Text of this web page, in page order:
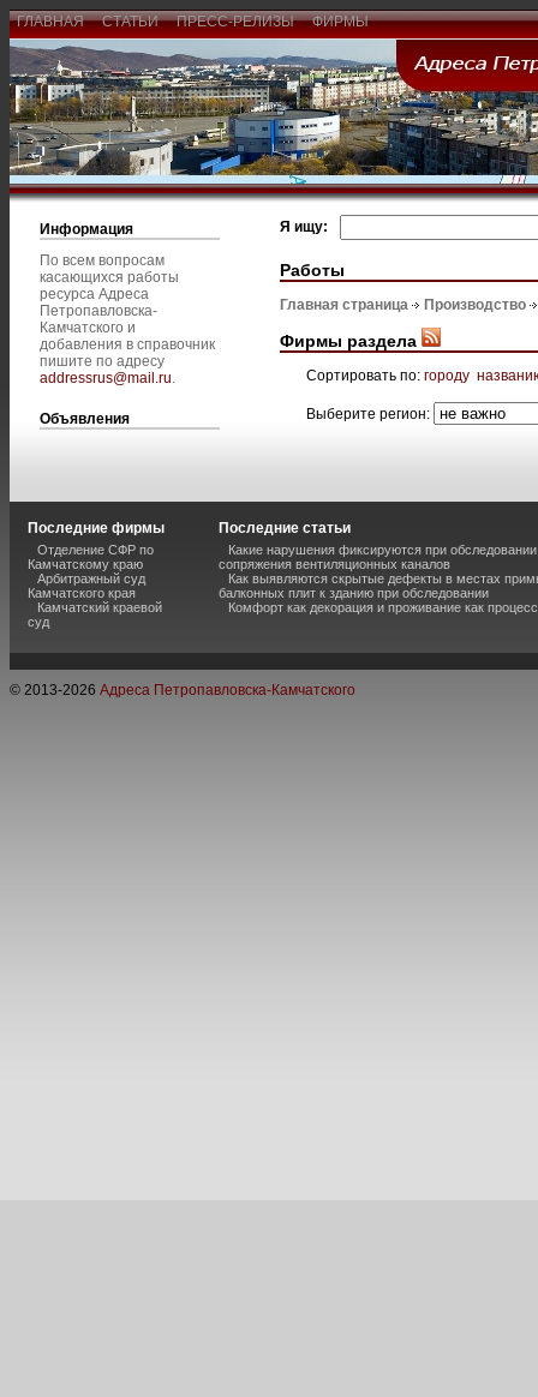
ГЛАВНАЯ СТАТЬИ ПРЕСС-РЕЛИЗЫ ФИРМЫ
Информация
По всем вопросам
касающихся работы
ресурса Адреса
Петропавловска-
Камчатского и
добавления в справочник
пишите по адресу
addressrus@mail.ru.
Объявления
Я ищу:
Работы
Главная страница Производство
Фирмы раздела
Сортировать по: городу
Выберите регион:
Последние фирмы
Отделение СФР по
Камчатскому краю
Арбитражный суд
Камчатского края
Камчатский краевой
суд
Последние статьи
Какие нарушения фиксируются при обследовании
сопряжения вентиляционных каналов
Как выявляются скрытые дефекты в местах
балконных плит к зданию при обследовании
Комфорт как декорация и проживание как процесс
© 2013-2026 Адреса Петропавловска-Камчатского